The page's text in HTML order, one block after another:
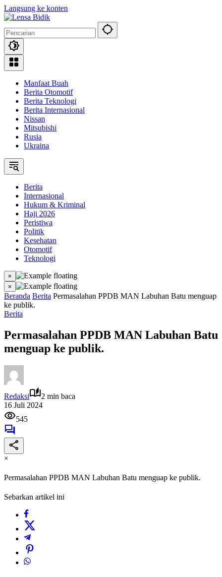
Langsung ke konten
Manfaat Buah
Berita Otomotif
Berita Teknologi
Berita Internasional
Nissan
Mitsubishi
Rusia
Ukraina
Berita
Internasional
Hukum & Kriminal
Haji 2026
Peristiwa
Politik
Kesehatan
Otomotif
Teknologi
×
×
Beranda Berita Permasalahan PPDB MAN Labuhan Batu menguap
ke publik.
Berita
Permasalahan PPDB MAN Labuhan Batu
menguap ke publik.
Redaksi
2 min baca
16 Juli 2024
545
×
Permasalahan PPDB MAN Labuhan Batu menguap ke publik.
Sebarkan artikel ini